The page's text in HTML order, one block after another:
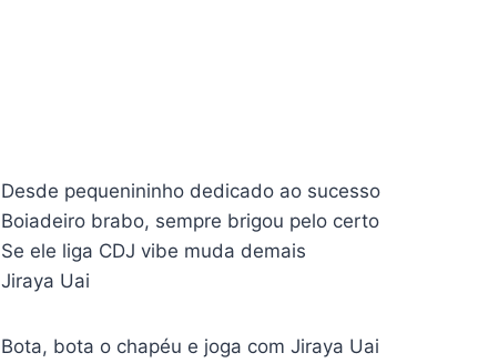
Desde pequenininho dedicado ao sucesso
Boiadeiro brabo, sempre brigou pelo certo
Se ele liga CDJ vibe muda demais
Jiraya Uai
Bota, bota o chapéu e joga com Jiraya Uai